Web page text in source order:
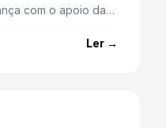
com o apoio da
Ler →